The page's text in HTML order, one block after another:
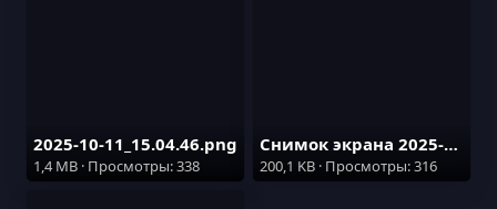
2025-10-11_15.04.46.png
1,4 MB · Просмотры: 338
Снимок экрана 2025-10-11 152256.png
200,1 KB · Просмотры: 316